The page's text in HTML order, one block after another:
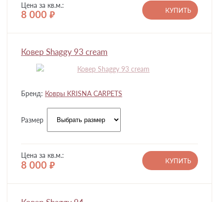
Цена за кв.м.:
8 000 руб.
КУПИТЬ
Ковер Shaggy 93 cream
Бренд: Ковры KRISNA CARPETS
Размер
Цена за кв.м.:
8 000 руб.
КУПИТЬ